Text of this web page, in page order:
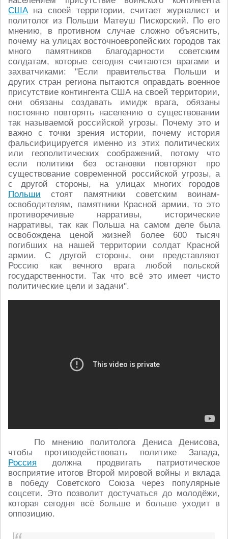
СШАна своей территории, считает журналист и
политолог из Польши Матеуш Пискорский. По его
мнению, в противном случае сложно объяснить,
почему на улицах восточноевропейских городов так
много памятников благодарности советским
солдатам, которые сегодня считаются врагами и
захватчиками: "Если правительства Польши и
других стран региона пытаются оправдать военное
присутствие контингента США на своей территории,
они обязаны создавать имидж врага, обязаны
постоянно повторять населению о существовании
так называемой российской угрозы. Почему это и
важно с точки зрения истории, почему история
фальсифицируется именно из этих политических
или геополитических соображений, потому что
если политики без остановки повторяют про
существование современной российской угрозы, а
с другой стороны, на улицах многих городов
Польши стоят памятники советским воинам-
освободителям, памятники Красной армии, то это
противоречивые нарративы, исторические
нарративы, так как Польша на самом деле была
освобождена ценой жизней более 600 тысяч
погибших на нашей территории солдат Красной
армии. С другой стороны, они представляют
Россию как вечного врага любой польской
государственности. Так что всё это имеет чисто
политические цели и задачи".
По мнению политолога Дениса Денисова,
чтобы противодействовать политике Запада,
Россия должна продвигать патриотическое
восприятие итогов Второй мировой войны и вклада
в победу Советского Союза через популярные
соцсети. Это позволит достучаться до молодёжи,
которая сегодня всё больше и больше уходит в
оппозицию.